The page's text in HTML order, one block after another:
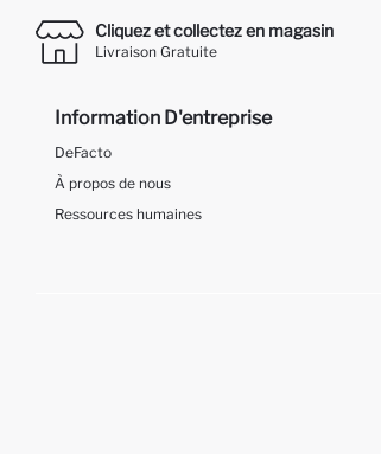
Cliquez et collectez en magasin
Livraison Gratuite
Information D'entreprise
DeFacto
À propos de nous
Ressources humaines